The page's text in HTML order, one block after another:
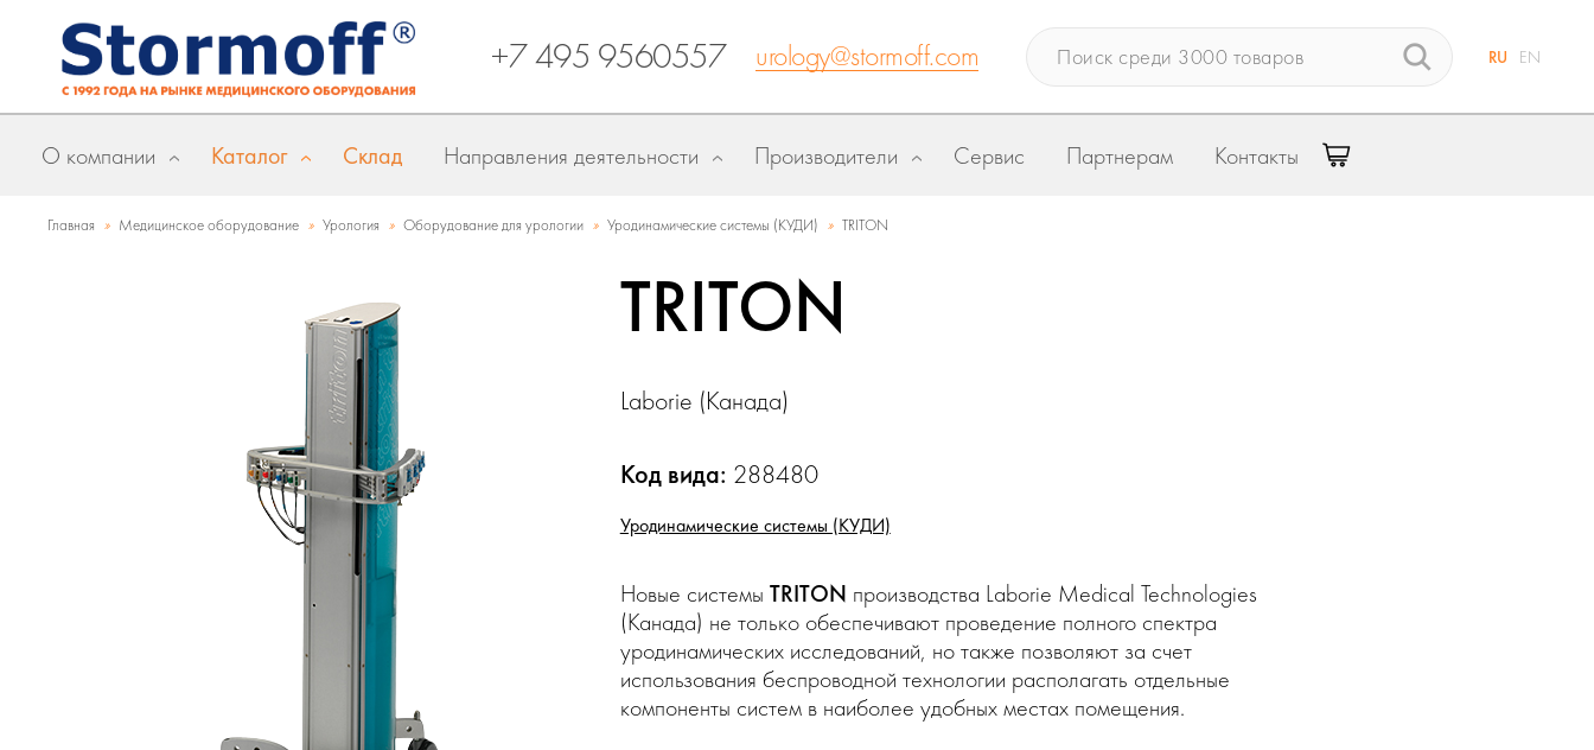
+7 495 9560557 urology@stormoff.com RU EN
О компании Каталог Склад Направления деятельности Производители Сервис Партнерам Контакты
Главная » Медицинское оборудование » Урология » Оборудование для урологии » Уродинамические системы (КУДИ) » TRITON
TRITON
Laborie (Канада)
Код вида: 288480
Уродинамические системы (КУДИ)
Новые системы TRITON производства Laborie Medical Technologies
(Канада) не только обеспечивают проведение полного спектра
уродинамических исследований, но также позволяют за счет
использования беспроводной технологии располагать отдельные
компоненты систем в наиболее удобных местах помещения.